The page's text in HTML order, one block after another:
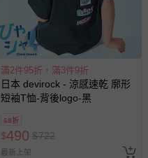
滿2件95折，滿3件9折
日本 devirock - 涼感速乾 廓形
短袖T恤-背後logo-黑
68折
$490 $722
最新上架